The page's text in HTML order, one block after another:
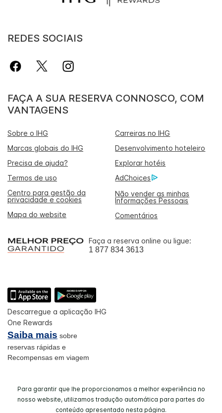
REDES SOCIAIS
FAÇA A SUA RESERVA CONNOSCO, COM
VANTAGENS
Sobre o IHG
Carreiras no IHG
Marcas globais do IHG
Desenvolvimento hoteleiro
Precisa de ajuda?
Explorar hotéis
Termos de uso
AdChoices
Centro para gestão da
privacidade e cookies
Não vender as minhas
Informações Pessoais
Mapa do website
Comentários
Faça a reserva online ou ligue:
1 877 834 3613
Descarregue a aplicação IHG
One Rewards
Saiba mais sobre
reservas rápidas e
Recompensas em viagem
Para garantir que lhe proporcionamos a melhor experiência no
nosso website, utilizamos tradução automática para partes do
conteúdo apresentado nesta página.